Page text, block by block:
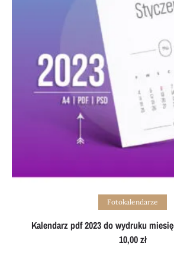
Add to cart
Fotokalendarze
Kalendarz pdf 2023 do wydruku
10,00zł